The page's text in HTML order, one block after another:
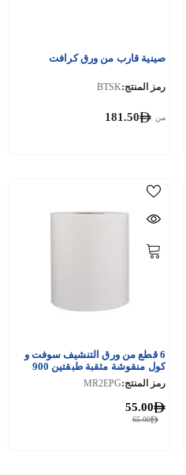
صينية قارب من ورق كرافت
رمز المنتج:BTSK
من 181.50
6 قطع من ورق التنشيف سوفت و
كول منقوشة مثقبة طبقتين 900
جرام
رمز المنتج:MR2EPG
65.00
55.00